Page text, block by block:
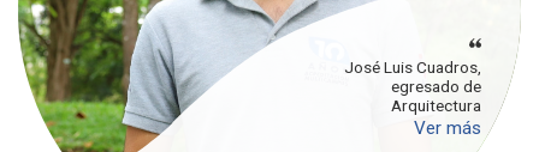
José Luis Cuadros,
egresado de
Arquitectura
Ver más